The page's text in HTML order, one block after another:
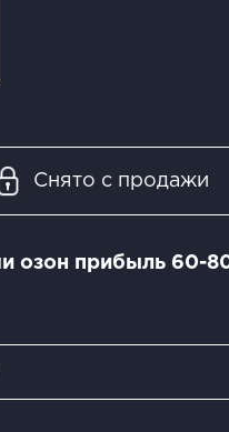
Снято с продажи
озон прибыль 60-